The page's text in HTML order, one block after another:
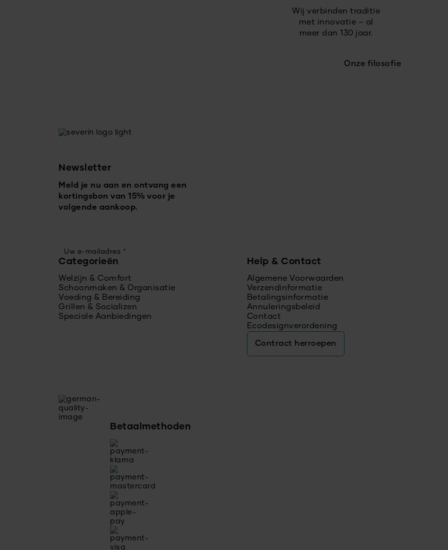
Wij verbinden traditie
met innovatie – al
meer dan 130 jaar.
Onze filosofie
Newsletter
Meld je nu aan en ontvang een
kortingsbon van 15% voor je
volgende aankoop.
Uw e-mailadres *
Categorieën
Welzijn & Comfort
Schoonmaken & Organisatie
Voeding & Bereiding
Grillen & Socializen
Speciale Aanbiedingen
Help & Contact
Algemene Voorwaarden
Verzendinformatie
Betalingsinformatie
Annuleringsbeleid
Contact
Ecodesignverordening
Contract herroepen
Betaalmethoden